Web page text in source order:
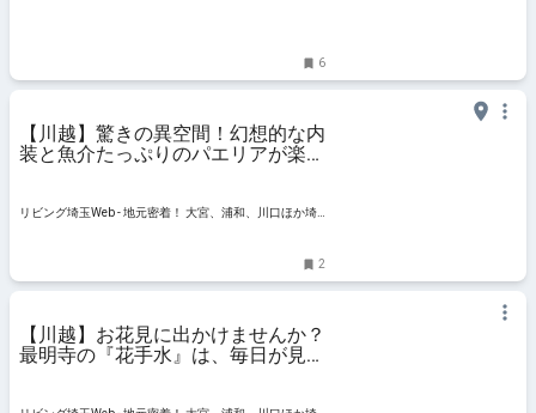
6
【川越】驚きの異空間！幻想的な内
装と魚介たっぷりのパエリアが楽し
リビング埼玉Web - 地元密着！ 大宮、浦和、川口ほか埼
2
【川越】お花見に出かけませんか？
最明寺の『花手水』は、毎日が見頃